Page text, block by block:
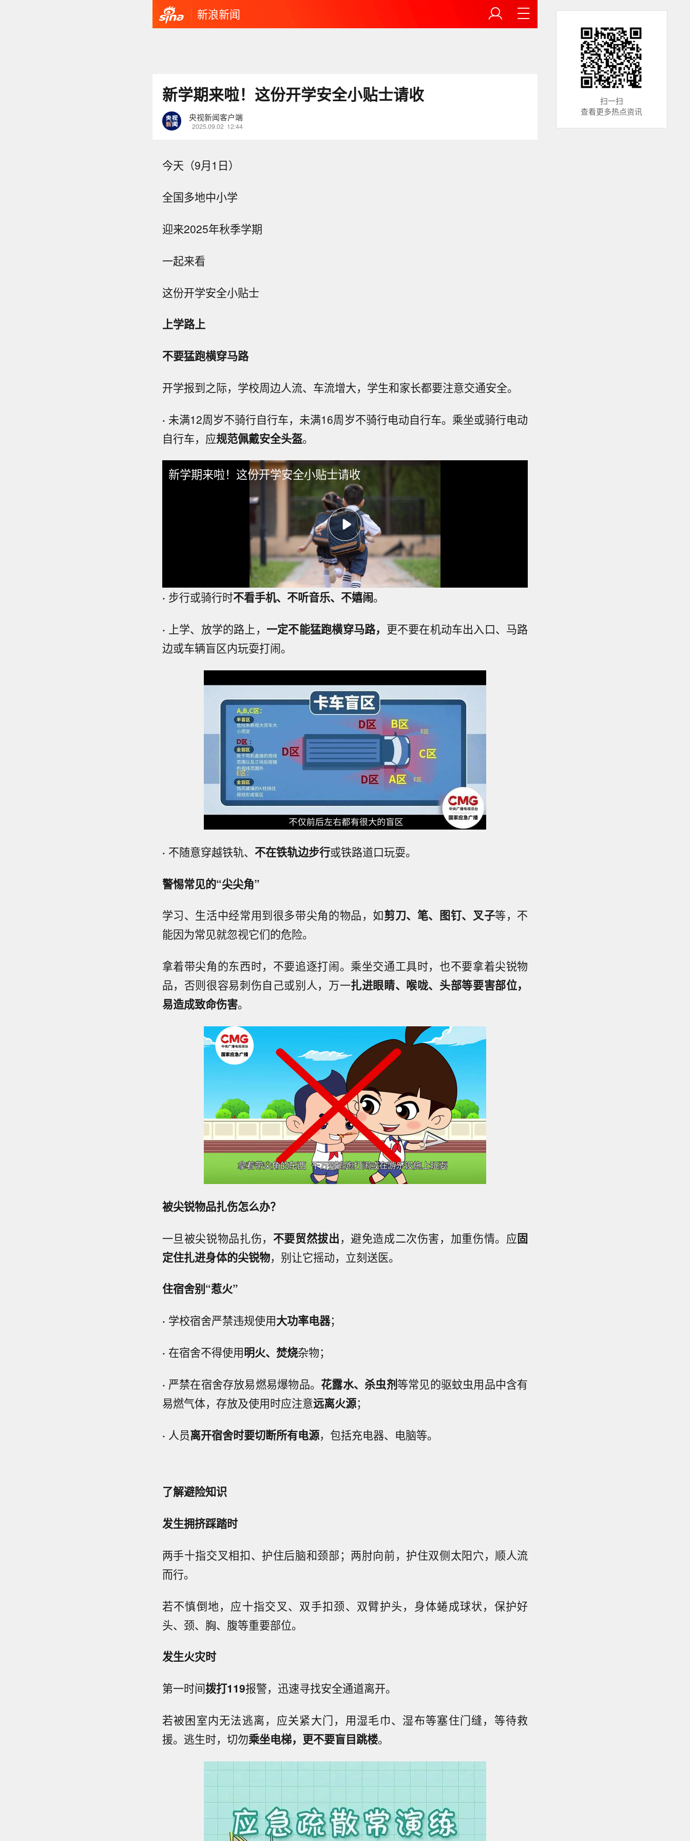
新浪新闻
新学期来啦！这份开学安全小贴士请收
央视新闻客户端
2025.09.02 12:44
今天（9月1日）
全国多地中小学
迎来2025年秋季学期
一起来看
这份开学安全小贴士
上学路上
不要猛跑横穿马路
开学报到之际，学校周边人流、车流增大，学生和家长都要注意交通安全。
· 未满12周岁不骑行自行车，未满16周岁不骑行电动自行车。乘坐或骑行电动
自行车，应规范佩戴安全头盔。
新学期来啦！这份开学安全小贴士请收
· 步行或骑行时不看手机、不听音乐、不嬉闹。
· 上学、放学的路上， 一定不能猛跑横穿马路， 更不要在机动车出入口、马路
边或车辆盲区内玩耍打闹。
· 不随意穿越铁轨、 不在铁轨边步行或铁路道口玩耍。
警惕常见的“尖尖角”
学习、生活中经常用到很多带尖角的物品，如剪刀、笔、图钉、叉子等，不
能因为常见就忽视它们的危险。
拿着带尖角的东西时，不要追逐打闹。乘坐交通工具时，也不要拿着尖锐物
品，否则很容易刺伤自己或别人，万一扎进眼睛、喉咙、头部等要害部位，
易造成致命伤害。
被尖锐物品扎伤怎么办？
一旦被尖锐物品扎伤， 不要贸然拔出，避免造成二次伤害，加重伤情。应固
定住扎进身体的尖锐物，别让它摇动，立刻送医。
住宿舍别“惹火”
· 学校宿舍严禁违规使用大功率电器；
· 在宿舍不得使用明火、焚烧杂物；
· 严禁在宿舍存放易燃易爆物品。 花露水、杀虫剂等常见的驱蚊虫用品中含有
易燃气体，存放及使用时应注意远离火源；
· 人员离开宿舍时要切断所有电源，包括充电器、电脑等。
了解避险知识
发生拥挤踩踏时
两手十指交叉相扣、护住后脑和颈部；两肘向前，护住双侧太阳穴，顺人流
而行。
若不慎倒地，应十指交叉、双手扣颈、双臂护头，身体蜷成球状，保护好
头、颈、胸、腹等重要部位。
发生火灾时
第一时间拨打119报警，迅速寻找安全通道离开。
若被困室内无法逃离，应关紧大门，用湿毛巾、湿布等塞住门缝，等待救
援。逃生时，切勿乘坐电梯，更不要盲目跳楼。
扫一扫
查看更多热点资讯